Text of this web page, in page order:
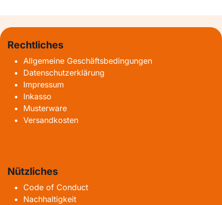
Rechtliches
Allgemeine Geschäftsbedingungen
Datenschutzerklärung
Impressum
Inkasso
Musterware
Versandkosten
Nützliches
Code of Conduct
Nachhaltigkeit